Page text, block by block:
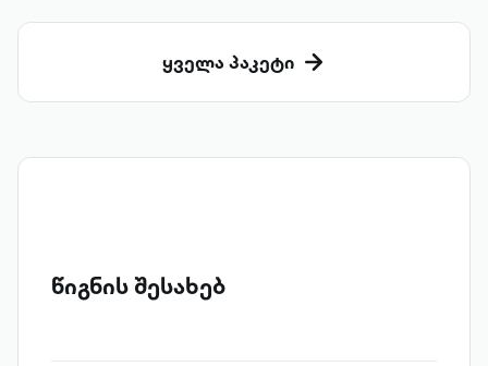
ყველა პაკეტი
წიგნის შესახებ